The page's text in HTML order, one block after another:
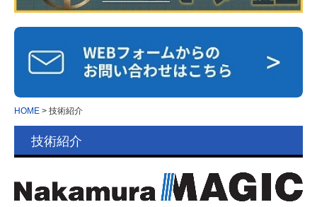
保有設備
特許の取り組み
プレス加工用語集
マジックヒートシンク
マジックヒートシンクとは
ピッチと特性
HOME 技術紹介
技術紹介